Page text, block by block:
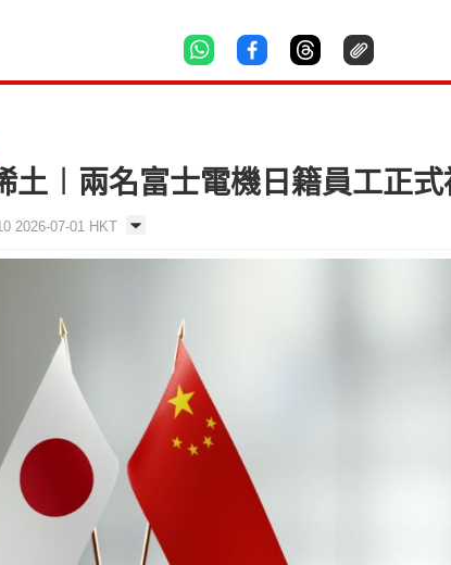
土︱兩名富士電機日籍員工正
2026-07-01 HKT